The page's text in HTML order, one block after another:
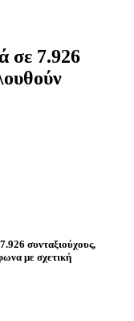
σε 7.926
συνταξιούχους,
με σχετική